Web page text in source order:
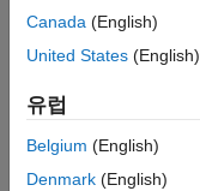
31
답변
채택됨
업데이트
시간: 2021
1월 31
Canada (English)
United States (English)
유럽
Belgium (English)
Denmark (English)